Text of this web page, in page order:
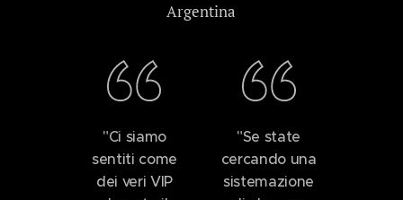
Argentina
"Ci siamo
sentiti come
dei veri VIP
"Se state
cercando una
sistemazione